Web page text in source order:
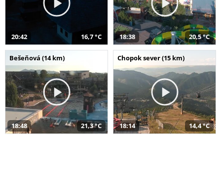
20:42 16,7 °C 18:38 20,5 °C
Bešeňová (14 km)
18:48 21,3 °C
Chopok sever (15 km)
18:14 14,4 °C